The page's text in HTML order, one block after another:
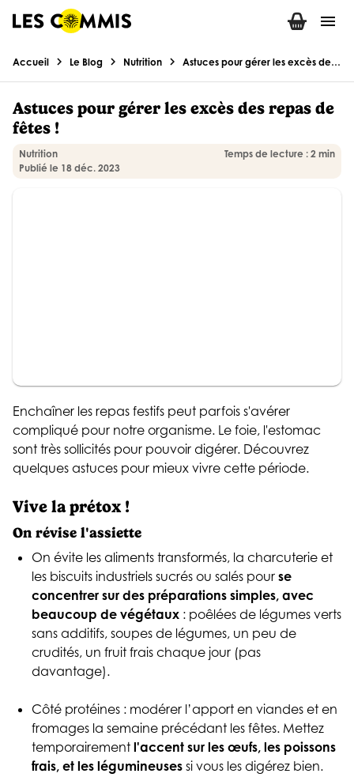
menu
Accueil chevron_right Le Blog chevron_right Nutrition chevron_right Astuces pour gérer les excès des repas de fêtes !
Astuces pour gérer les excès des repas de
fêtes !
Nutrition
Publié le 18 déc. 2023
Temps de lecture : 2 min
Enchaîner les repas festifs peut parfois s'avérer
compliqué pour notre organisme. Le foie, l'estomac
sont très sollicités pour pouvoir digérer. Découvrez
quelques astuces pour mieux vivre cette période.
Vive la prétox !
On révise l'assiette
On évite les aliments transformés, la charcuterie et
les biscuits industriels sucrés ou salés pour se
concentrer sur des préparations simples, avec
beaucoup de végétaux : poêlées de légumes verts
sans additifs, soupes de légumes, un peu de
crudités, un fruit frais chaque jour (pas
davantage).
Côté protéines : modérer l’apport en viandes et en
fromages la semaine précédant les fêtes. Mettez
temporairement l'accent sur les œufs, les poissons
frais, et les légumineuses si vous les digérez bien.